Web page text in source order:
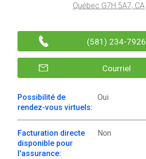
Québec G7H 5A7, CA
(581) 234-7926
Courriel
Possibilité de
rendez-vous virtuels:
Oui
Facturation directe
disponible pour
l'assurance:
Non